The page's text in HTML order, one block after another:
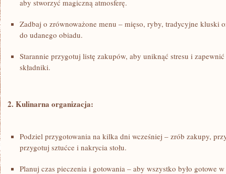
aby stworzyć magiczną​ atmosferę.
Zadbaj o zrównoważone menu​ – mięso, ryby, tradycyjne ‌kluski
do udanego obiadu.
Starannie przygotuj listę zakupów, aby uniknąć stresu i
składniki.
2. ⁢Kulinarna organizacja:
Podziel przygotowania na⁢ kilka⁢ dni wcześniej – zrób zakupy,
przygotuj sztućce ⁣i nakrycia stołu.
Planuj czas pieczenia⁢ i gotowania – ⁣aby wszystko było⁣ gotowe